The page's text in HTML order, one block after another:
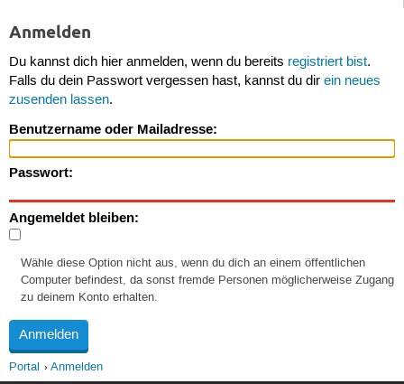
Anmelden
Du kannst dich hier anmelden, wenn du bereits registriert bist.
Falls du dein Passwort vergessen hast, kannst du dir ein neues
zusenden lassen.
Benutzername oder Mailadresse:
Passwort:
Angemeldet bleiben:
Wähle diese Option nicht aus, wenn du dich an einem öffentlichen
Computer befindest, da sonst fremde Personen möglicherweise Zugang
zu deinem Konto erhalten.
Portal Anmelden